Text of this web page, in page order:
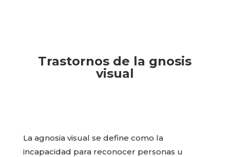
Trastornos de la gnosis
visual
La agnosia visual se define como la
incapacidad para reconocer personas u